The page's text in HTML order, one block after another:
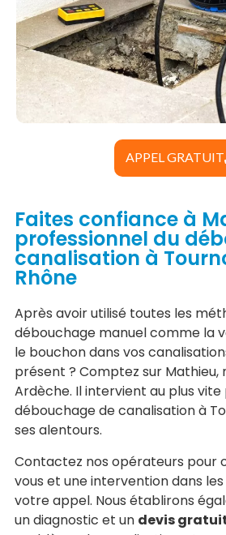
APPEL GRATUIT
Faites confiance à
professionnel du
canalisation à
Rhône
Après avoir utilisé toutes les
débouchage manuel comme la
le bouchon dans vos
présent ? Comptez sur
Ardèche. Il intervient au plus vite
débouchage de canalisation à
ses alentours.
Contactez nos opérateurs pour
vous et une intervention dans
votre appel. Nous établirons
un diagnostic et un devis